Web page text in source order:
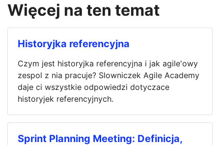
Więcej na ten temat
Historyjka referencyjna
Czym jest historyjka referencyjna i jak agile'owy
zespol z nia pracuje? Slowniczek Agile Academy
daje ci wszystkie odpowiedzi dotyczace
historyjek referencyjnych.
Sprint Planning Meeting: Definicja,